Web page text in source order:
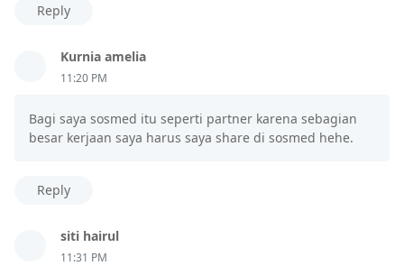
Reply
Kurnia amelia
11:20 PM
Bagi saya sosmed itu seperti partner karena sebagian
besar kerjaan saya harus saya share di sosmed hehe.
Reply
siti hairul
11:31 PM